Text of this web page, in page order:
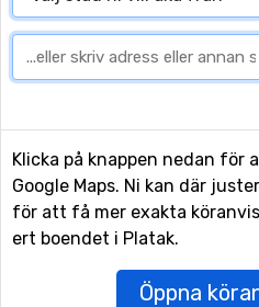
Klicka på knappen nedan för
Google Maps. Ni kan där
för att få mer exakta
ert boendet i Platak.
Öppna